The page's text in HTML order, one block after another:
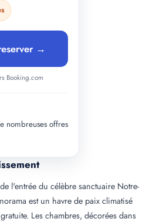
l'entrée du célèbre sanctuaire Notre-
est un havre de paix climatisé
Les chambres, décorées dans
→
Booking.com
nombreuses offres